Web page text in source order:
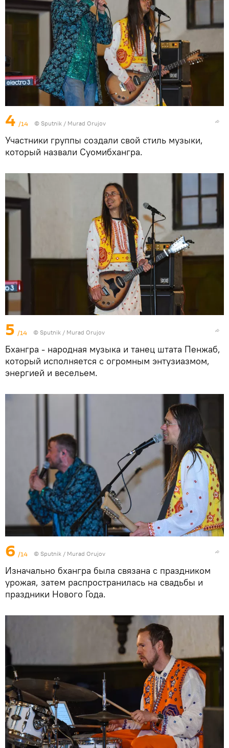
4 /14 © Sputnik / Murad Orujov
Участники группы создали свой стиль музыки,
который назвали Суомибхангра.
5 /14 © Sputnik / Murad Orujov
Бхангра - народная музыка и танец штата Пенжаб,
который исполняется с огромным энтузиазмом,
энергией и весельем.
6 /14 © Sputnik / Murad Orujov
Изначально бхангра была связана с праздником
урожая, затем распространилась на свадьбы и
праздники Нового Года.